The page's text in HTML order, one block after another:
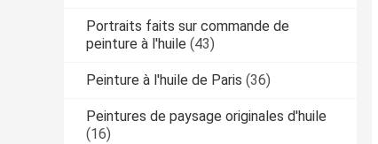
Portraits faits sur commande de
peinture à l'huile (43)
Peinture à l'huile de Paris (36)
Peintures de paysage originales d'huile
(16)